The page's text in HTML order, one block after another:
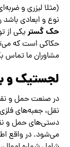
(مثلا لیزری و
نوع و ابعادی
حک گستریکی از
حکاکی است که
مشاوران ما تماس
لجستیک و
در صنعت حمل و
نقل، جعبه‌های
دستی‌های حمل و
می‌شود. در واقع